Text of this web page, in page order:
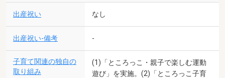
出産祝い なし
出産祝い-備考 -
子育て関連の独自の
取り組み
(1)「ところっこ・親子で楽しむ運動
遊び」を実施。(2)「ところっこ子育